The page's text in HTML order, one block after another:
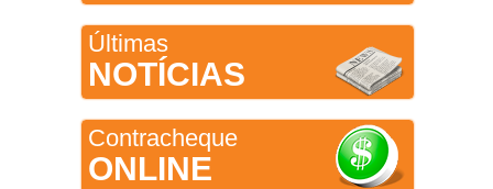
Últimas
NOTÍCIAS
Contracheque
ONLINE